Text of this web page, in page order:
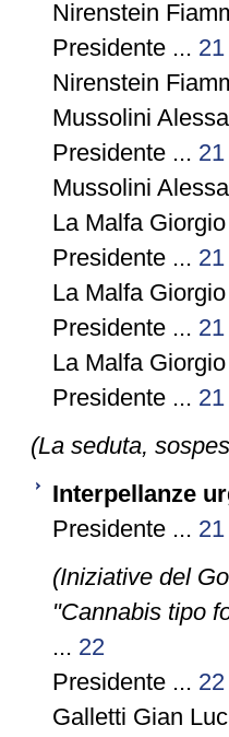
Nirenstein
Presidente ... 21
Nirenstein
Mussolini
Presidente ... 21
Mussolini
La Malfa
Presidente ... 21
La Malfa
Presidente ... 21
La Malfa
Presidente ... 21
(La seduta,
Interpellanze
Presidente ... 21
(Iniziative del
"Cannabis tipo
... 22
Presidente ... 22
Galletti Gian